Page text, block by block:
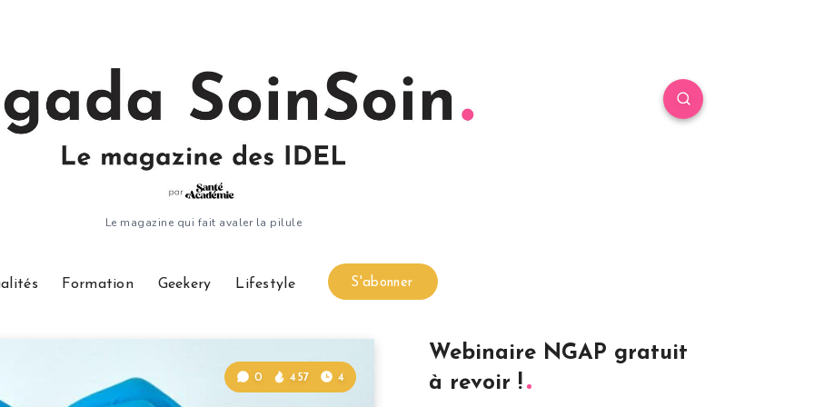
Le magazine qui fait avaler la pilule
Formation Geekery Lifestyle S'abonner
0 457 4
Webinaire NGAP gratuit
à revoir !